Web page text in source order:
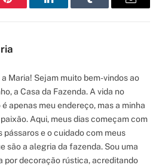
Pinterest LinkedInTumblr Email
a Maria! Sejam muito bem-vindos ao
a Casa da Fazenda. A vida no
apenas meu endereço, mas a minha
Aqui, meus dias começam com
pássaros e o cuidado com meus
são a alegria da fazenda. Sou uma
por decoração rústica, acreditando